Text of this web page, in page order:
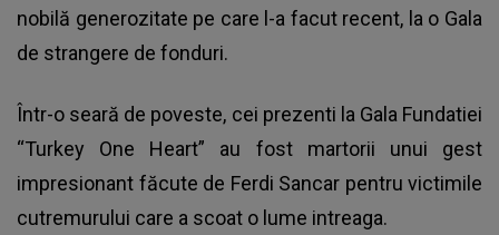
nobilă generozitate pe care l-a facut recent, la o Gala
de strangere de fonduri.
Într-o seară de poveste, cei prezenti la Gala Fundatiei
“Turkey One Heart” au fost martorii unui gest
impresionant făcute de Ferdi Sancar pentru victimile
cutremurului care a scoat o lume intreaga.